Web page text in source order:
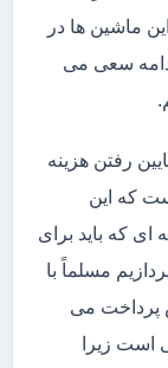
ماشین ها در
سعی می
رفتن هزینه
که این
ای که باید برای
مسلماً با
پرداخت می
است زیرا